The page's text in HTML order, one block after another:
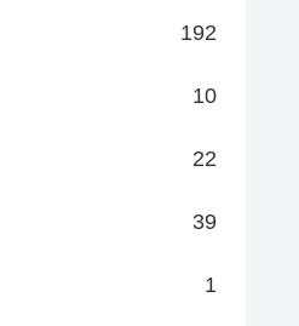
192
10
22
39
1